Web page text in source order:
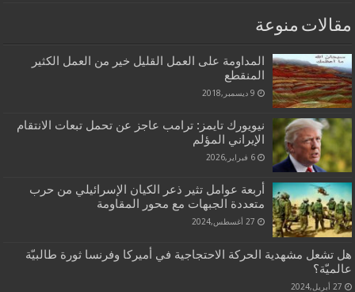
مقالات منوعة
المداومة على العمل القليل خير من العمل الكثير
المنقطع
9 ديسمبر,2018
نيويورك تايمز: ترامب عاجز عن تحمل تبعات الانتقام
الإيراني المؤلم
6 فبراير,2026
أربعة عوامل تثير ذعر الکيان الإسرائيلي من حرب
متعددة الجبهات مع محور المقاومة
27 أغسطس,2024
هل تشعل مشهدية الحركة الاحتجاجية في أميركا وفرنسا ثورة طالبيّة
عالميّة؟
27 أبريل,2024